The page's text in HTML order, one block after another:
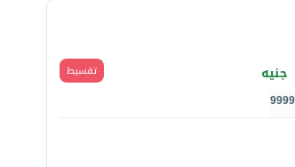
جنيه تقسيط